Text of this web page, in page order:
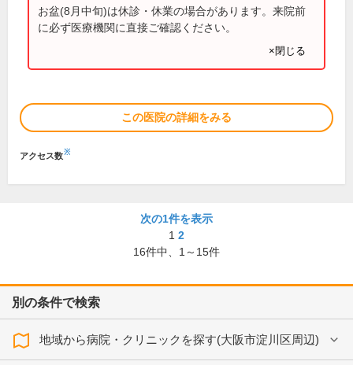
お盆(8月中旬)は休診・休業の場合があります。来院前
に必ず医療機関に直接ご確認ください。
×閉じる
この医院の詳細をみる
アクセス数※
次の1件を表示
1 2
16件中、 1～15件
別の条件で検索
地域から病院・クリニックを探す(大阪市淀川区周辺)